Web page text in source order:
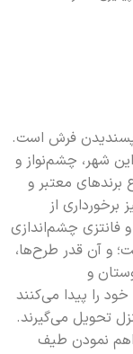
پسندیدن فرش است.
شهر، چشم‌نواز و
برندهای معتبر و
برخورداری از
فانتزی چشم‌اندازی
و آن قدر طرح‌ها،
و
را پیدا می‌کنند
تحویل می‌گیرند.
نمودن طیف